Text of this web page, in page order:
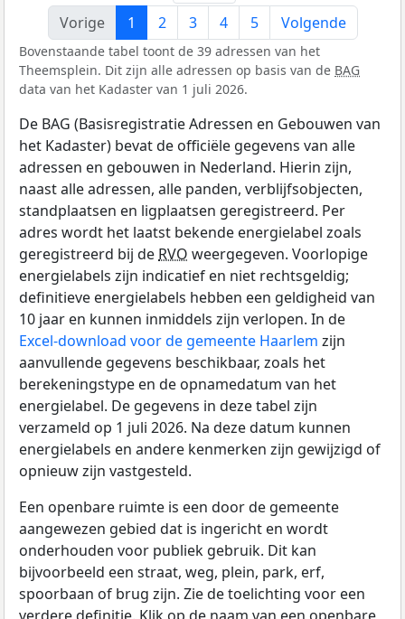
Vorige
1 2 3 4 5 Volgende
Bovenstaande tabel toont de 39 adressen van het
Theemsplein. Dit zijn alle adressen op basis van de BAG
data van het Kadaster van 1 juli 2026.
De BAG (Basisregistratie Adressen en Gebouwen van
het Kadaster) bevat de officiële gegevens van alle
adressen en gebouwen in Nederland. Hierin zijn,
naast alle adressen, alle panden, verblijfsobjecten,
standplaatsen en ligplaatsen geregistreerd. Per
adres wordt het laatst bekende energielabel zoals
geregistreerd bij de RVO weergegeven. Voorlopige
energielabels zijn indicatief en niet rechtsgeldig;
definitieve energielabels hebben een geldigheid van
10 jaar en kunnen inmiddels zijn verlopen. In de
Excel-download voor de gemeente Haarlem zijn
aanvullende gegevens beschikbaar, zoals het
berekeningstype en de opnamedatum van het
energielabel. De gegevens in deze tabel zijn
verzameld op 1 juli 2026. Na deze datum kunnen
energielabels en andere kenmerken zijn gewijzigd of
opnieuw zijn vastgesteld.
Een openbare ruimte is een door de gemeente
aangewezen gebied dat is ingericht en wordt
onderhouden voor publiek gebruik. Dit kan
bijvoorbeeld een straat, weg, plein, park, erf,
spoorbaan of brug zijn. Zie de toelichting voor een